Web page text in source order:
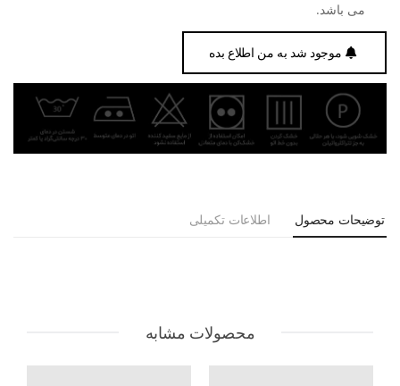
می باشد.
موجود شد به من اطلاع بده
توضیحات محصول اطلاعات تکمیلی
محصولات مشابه